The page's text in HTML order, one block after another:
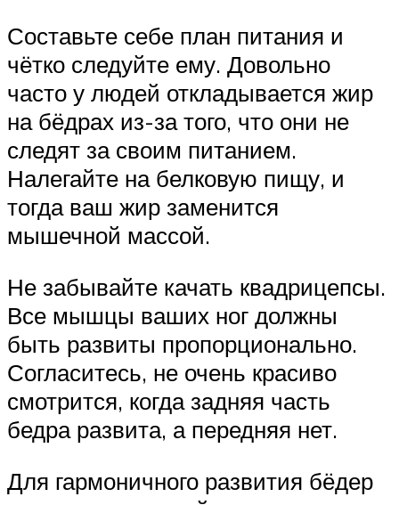
Составьте себе план питания и
чётко следуйте ему. Довольно
часто у людей откладывается жир
на бёдрах из-за того, что они не
следят за своим питанием.
Налегайте на белковую пищу, и
тогда ваш жир заменится
мышечной массой.
Не забывайте качать квадрицепсы.
Все мышцы ваших ног должны
быть развиты пропорционально.
Согласитесь, не очень красиво
смотрится, когда задняя часть
бедра развита, а передняя нет.
Для гармоничного развития бёдер